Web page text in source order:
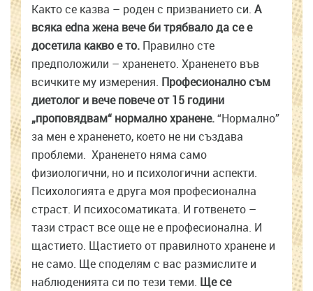
Както се казва – роден с призванието си. А
всяка edna жена вече би трябвало да се е
досетила какво е то. Правилно сте
предположили – храненето. Храненето във
всичките му измерения. Професионално съм
диетолог и вече повече от 15 години
„проповядвам“ нормално хранене.“Нормално”
за мен е храненето, което не ни създава
проблеми. Храненето няма само
физиологични, но и психологични аспекти.
Психологията е друга моя професионална
страст. И психосоматиката. И готвенето –
тази страст все още не е професионална. И
щастието. Щастието от правилното хранене и
не само. Ще споделям с вас размислите и
наблюденията си по тези теми. Ще се